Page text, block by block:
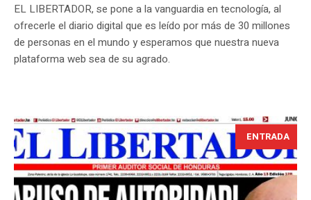
EL LIBERTADOR, se pone a la vanguardia en tecnología, al
ofrecerle el diario digital que es leído por más de 30 millones
de personas en el mundo y esperamos que nuestra nueva
plataforma web sea de su agrado.
ENTRADA